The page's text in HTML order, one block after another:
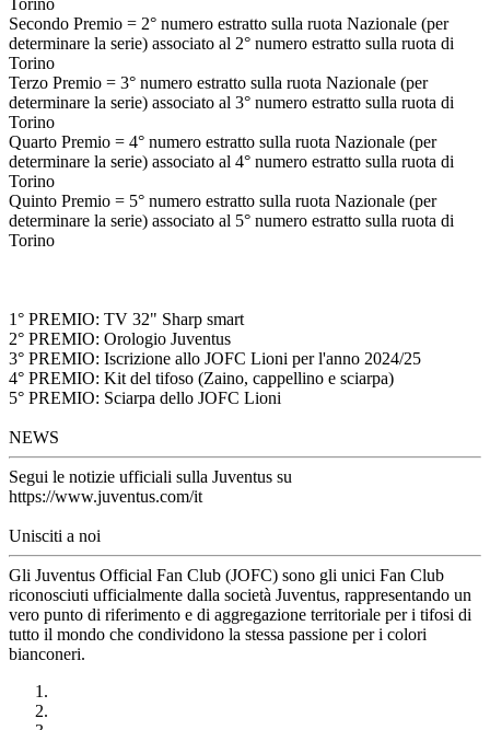
Secondo Premio = 2° numero estratto sulla ruota Nazionale (per
determinare la serie) associato al 2° numero estratto sulla ruota di
Torino
Terzo Premio = 3° numero estratto sulla ruota Nazionale (per
determinare la serie) associato al 3° numero estratto sulla ruota di
Torino
Quarto Premio = 4° numero estratto sulla ruota Nazionale (per
determinare la serie) associato al 4° numero estratto sulla ruota di
Torino
Quinto Premio = 5° numero estratto sulla ruota Nazionale (per
determinare la serie) associato al 5° numero estratto sulla ruota di
Torino
1° PREMIO: TV 32" Sharp smart
2° PREMIO: Orologio Juventus
3° PREMIO: Iscrizione allo JOFC Lioni per l'anno 2024/25
4° PREMIO: Kit del tifoso (Zaino, cappellino e sciarpa)
5° PREMIO: Sciarpa dello JOFC Lioni
NEWS
Segui le notizie ufficiali sulla Juventus su
https://www.juventus.com/it
Unisciti a noi
Gli Juventus Official Fan Club (JOFC) sono gli unici Fan Club
riconosciuti ufficialmente dalla società Juventus, rappresentando un
vero punto di riferimento e di aggregazione territoriale per i tifosi di
tutto il mondo che condividono la stessa passione per i colori
bianconeri.